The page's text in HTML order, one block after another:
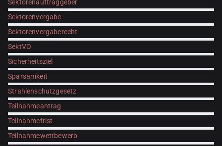
Sektorenauftraggeber
Sektorenvergabe
Sektorenvergaberecht
SektVO
Sicherheitsziel
Sparsamkeit
Strahlenschutzgesetz
Teilnahmeantrag
Teilnahmefrist
Teilnahmewettbewerb